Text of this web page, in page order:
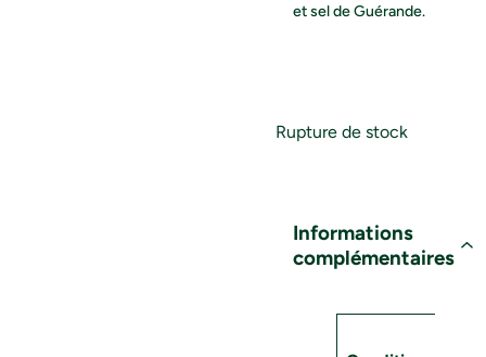
et sel de Guérande.
Rupture de stock
Informations
complémentaires